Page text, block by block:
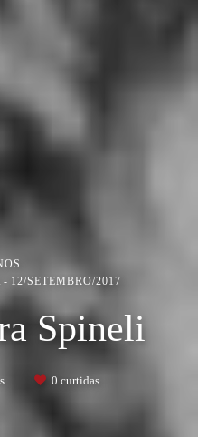
12/SETEMBRO/2017
Spineli
0 curtidas